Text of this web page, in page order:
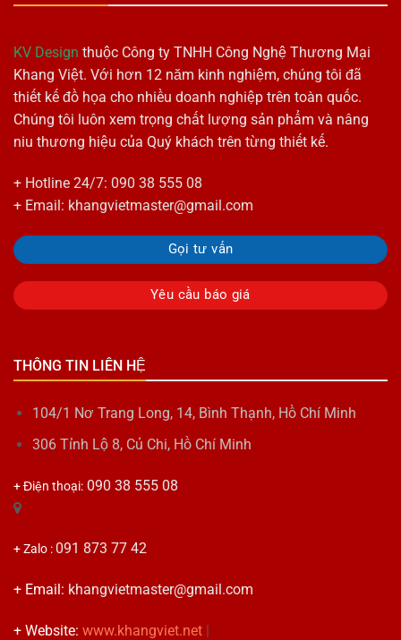
KV Design thuộc Công ty TNHH Công Nghệ Thương Mại
Khang Việt. Với hơn 12 năm kinh nghiệm, chúng tôi đã
thiết kế đồ họa cho nhiều doanh nghiệp trên toàn quốc.
Chúng tôi luôn xem trọng chất lượng sản phẩm và nâng
niu thương hiệu của Quý khách trên từng thiết kế.
+ Hotline 24/7: 090 38 555 08
+ Email: khangvietmaster@gmail.com
Gọi tư vấn
Yêu cầu báo giá
THÔNG TIN LIÊN HỆ
104/1 Nơ Trang Long, 14, Bình Thạnh, Hồ Chí Minh
306 Tỉnh Lộ 8, Củ Chi, Hồ Chí Minh
+ Điện thoại: 090 38 555 08
+ Zalo : 091 873 77 42
+ Email: khangvietmaster@gmail.com
+ Website: www.khangviet.net |